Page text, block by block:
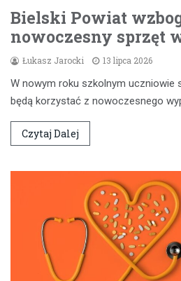
Bielski Powiat
nowoczesny sprzęt
Łukasz Jarocki 13 lipca 2026
W nowym roku szkolnym uczniowie
będą korzystać z nowoczesnego
Czytaj Dalej